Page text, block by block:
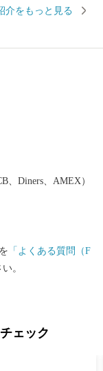
下３大踊りの備中
介をもっと見る
、Diners、AMEX）
「よくある質問（F
。
ェック